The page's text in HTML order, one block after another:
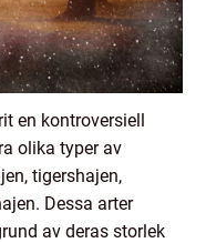
en kontroversiell
olika typer av
tigershajen,
Dessa arter
av deras storlek